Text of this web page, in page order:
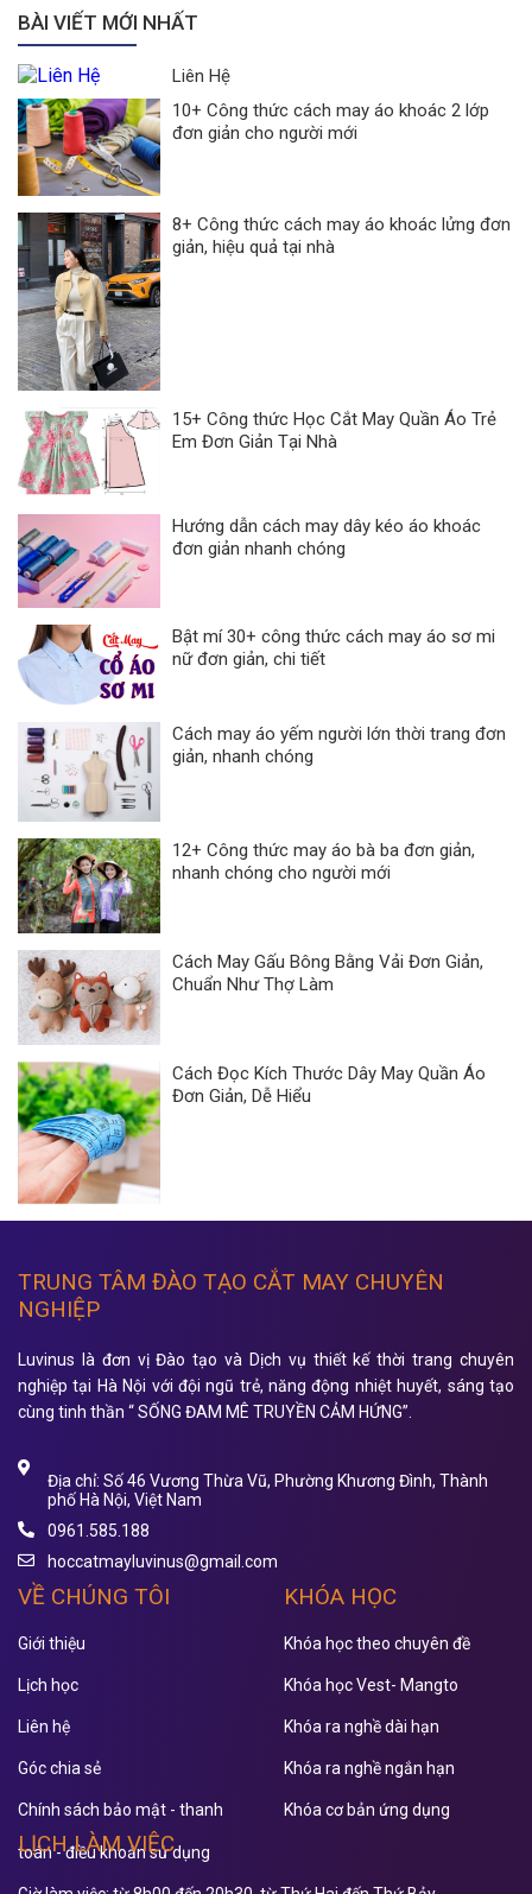
BÀI VIẾT MỚI NHẤT
Liên Hệ
10+ Công thức cách may áo khoác 2 lớp
đơn giản cho người mới
8+ Công thức cách may áo khoác lửng đơn
giản, hiệu quả tại nhà
15+ Công thức Học Cắt May Quần Áo Trẻ
Em Đơn Giản Tại Nhà
Hướng dẫn cách may dây kéo áo khoác
đơn giản nhanh chóng
Bật mí 30+ công thức cách may áo sơ mi
nữ đơn giản, chi tiết
Cách may áo yếm người lớn thời trang đơn
giản, nhanh chóng
12+ Công thức may áo bà ba đơn giản,
nhanh chóng cho người mới
Cách May Gấu Bông Bằng Vải Đơn Giản,
Chuẩn Như Thợ Làm
Cách Đọc Kích Thước Dây May Quần Áo
Đơn Giản, Dễ Hiểu
TRUNG TÂM ĐÀO TẠO CẮT MAY CHUYÊN
NGHIỆP
Luvinus là đơn vị Đào tạo và Dịch vụ thiết kế thời trang chuyên
nghiệp tại Hà Nội với đội ngũ trẻ, năng động nhiệt huyết, sáng tạo
cùng tinh thần “ SỐNG ĐAM MÊ TRUYỀN CẢM HỨNG”.
Địa chỉ: Số 46 Vương Thừa Vũ, Phường Khương Đình, Thành
phố Hà Nội, Việt Nam
0961.585.188
hoccatmayluvinus@gmail.com
VỀ CHÚNG TÔI
Giới thiệu
Lịch học
Liên hệ
Góc chia sẻ
Chính sách bảo mật - thanh
toán - điều khoản sử dụng
KHÓA HỌC
Khóa học theo chuyên đề
Khóa học Vest- Mangto
Khóa ra nghề dài hạn
Khóa ra nghề ngắn hạn
Khóa cơ bản ứng dụng
LỊCH LÀM VIỆC